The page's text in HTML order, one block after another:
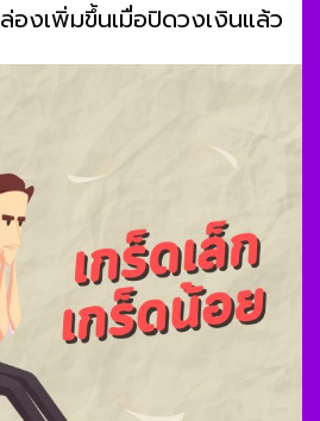
งเพิ่มขึ้นเมื่อปิดวงเงินแล้ว